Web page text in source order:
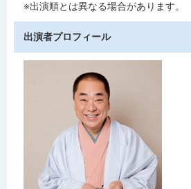
※出演順とは異なる場合があります。
出演者プロフィール